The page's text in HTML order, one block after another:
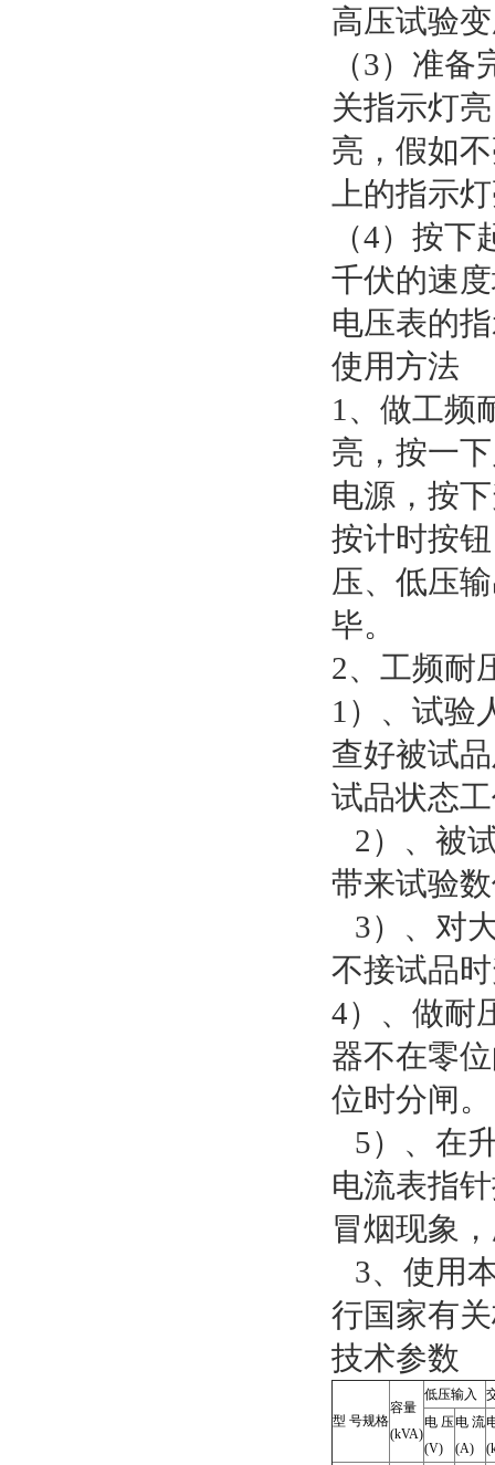
高压试验
（3）准
关指示灯
亮，假如
上的指示
（4）按
千伏的速
电压表的
使用方法
1、做工频
亮，按一
电源，按
按计时按
压、低压
毕。
2、工频耐
1）、试验
查好被试
试品状态
2）、被
带来试验
3）、对
不接试品
4）、做耐
器不在零
位时分闸。
5）、在
电流表指
冒烟现象
3、使用
行国家有
技术参数
型 号规格
容量
(kVA)
低压输入
电 压
(V)
电 流
(A)